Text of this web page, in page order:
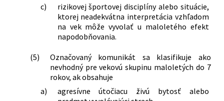
c)
rizikovej športovej disciplíny alebo situácie,
ktorej neadekvátna interpretácia vzhľadom
na vek môže vyvolať u maloletého efekt
napodobňovania.
(5)
Označovaný komunikát sa klasifikuje ako
nevhodný pre vekovú skupinu maloletých do 7
rokov, ak obsahuje
a)
agresívne útočiacu živú bytosť alebo